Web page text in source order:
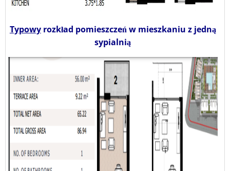
Typowyrozkład pomieszczeń w mieszkaniu z jedną
sypialnią